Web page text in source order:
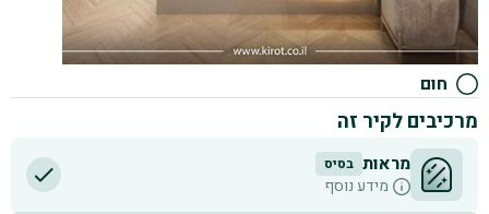
חום
מרכיבים לקיר זה
מראות בסיס
מידע נוסף D